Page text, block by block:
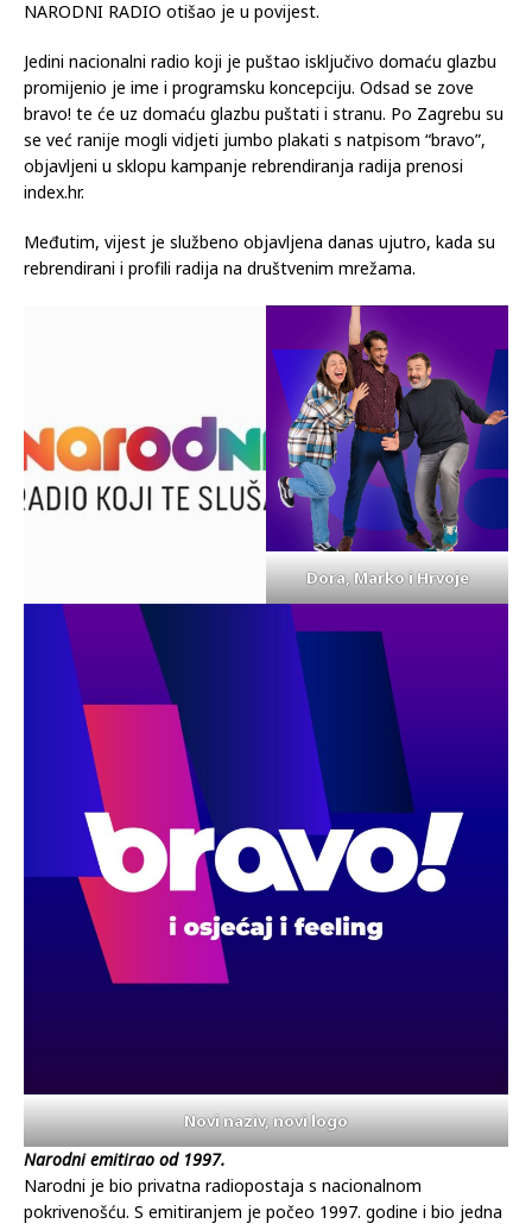
NARODNI RADIO otišao je u povijest.
Jedini nacionalni radio koji je puštao isključivo domaću glazbu
promijenio je ime i programsku koncepciju. Odsad se zove
bravo! te će uz domaću glazbu puštati i stranu. Po Zagrebu su
se već ranije mogli vidjeti jumbo plakati s natpisom “bravo”,
objavljeni u sklopu kampanje rebrendiranja radija prenosi
index.hr.
Međutim, vijest je službeno objavljena danas ujutro, kada su
rebrendirani i profili radija na društvenim mrežama.
Dora, Marko i Hrvoje
Novi naziv, novi logo
Narodni emitirao od 1997.
Narodni je bio privatna radiopostaja s nacionalnom
pokrivenošću. S emitiranjem je počeo 1997. godine i bio jedna